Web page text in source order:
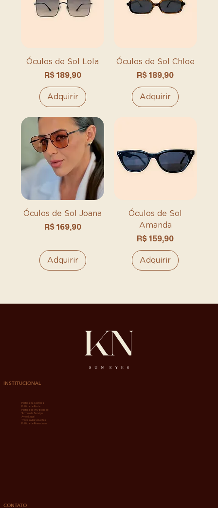
Óculos de Sol Lola
Preço
R$ 189,90
Adquirir
Óculos de Sol Chloe
Preço
R$ 189,90
Adquirir
Óculos de Sol Joana
Preço
R$ 169,90
Adquirir
Óculos de Sol
Amanda
Preço
R$ 159,90
Adquirir
INSTITUCIONAL
Política de Compra
Política de Frete
Política de Privacidade
Termos de Serviço
Aviso Legal
Trocas & Devoluções
Política de Reembolso
CONTATO